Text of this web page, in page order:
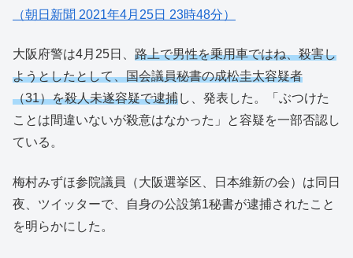
（朝日新聞 2021年4月25日 23時48分）
大阪府警は4月25日、 路上で男性を乗用車ではね、殺害し
ようとしたとして、国会議員秘書の成松圭太容疑者
（31）を殺人未遂容疑で逮捕し、発表した。「ぶつけた
ことは間違いないが殺意はなかった」と容疑を一部否認し
ている。
梅村みずほ参院議員（大阪選挙区、日本維新の会）は同日
夜、ツイッターで、自身の公設第1秘書が逮捕されたこと
を明らかにした。